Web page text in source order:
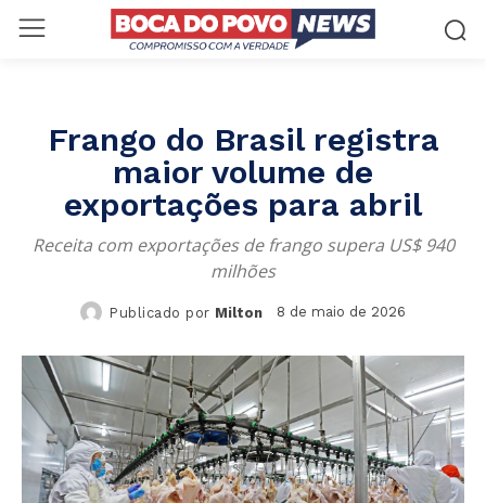
Frango do Brasil registra
maior volume de
exportações para abril
Receita com exportações de frango supera US$ 940
milhões
Publicado por Milton 8 de maio de 2026